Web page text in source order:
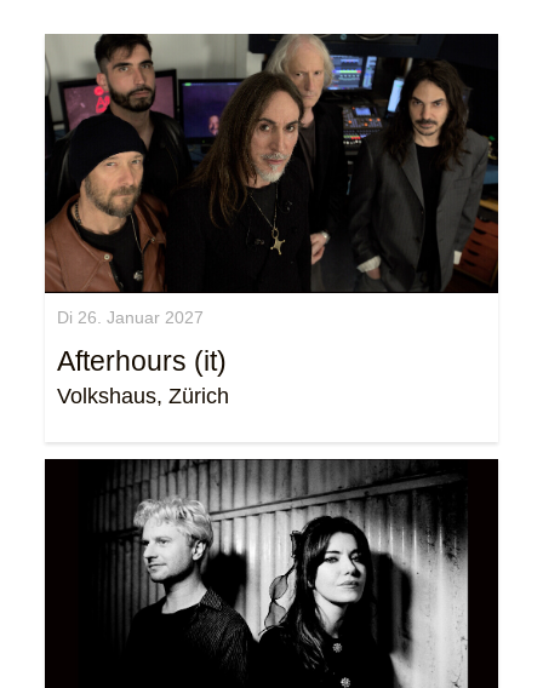
Di 26. Januar 2027
Afterhours (it)
Volkshaus, Zürich